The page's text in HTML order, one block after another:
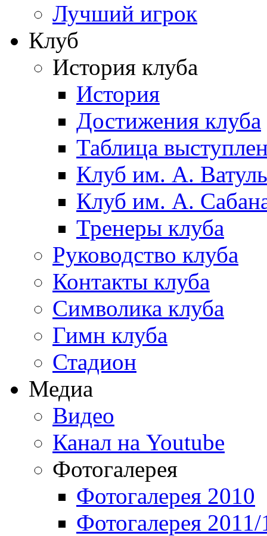
Лучший игрок
Клуб
История клуба
История
Достижения клуба
Таблица
Клуб им. А.
Клуб им. А.
Тренеры клуба
Руководство клуба
Контакты клуба
Символика клуба
Гимн клуба
Стадион
Медиа
Видео
Канал на Youtube
Фотогалерея
Фотогалерея 2010
Фотогалерея 2011/